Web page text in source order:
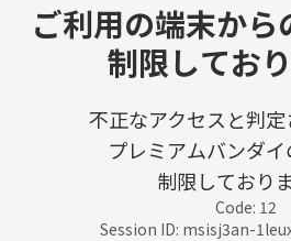
ご利用の端末から
制限しており
不正なアクセスと判定
プレミアムバンダ
制限しており
Code: 12
Session ID: msisj3an-